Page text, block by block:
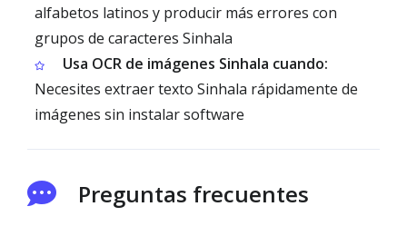
alfabetos latinos y producir más errores con
grupos de caracteres Sinhala
Usa OCR de imágenes Sinhala cuando:
Necesites extraer texto Sinhala rápidamente de
imágenes sin instalar software
Preguntas frecuentes